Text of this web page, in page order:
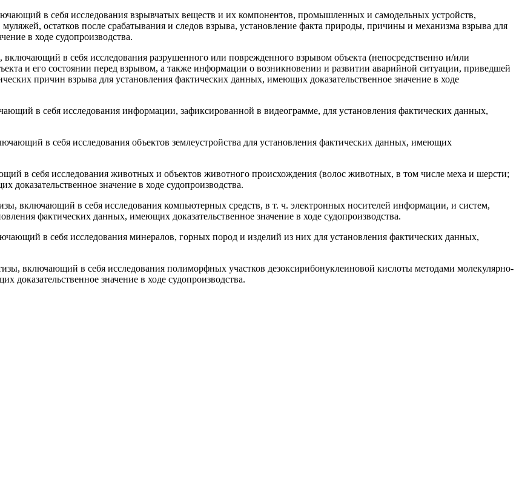
в себя исследования взрывчатых веществ и их компонентов, промышленных и самодельных устройств,
остатков после срабатывания и следов взрыва, установление факта природы, причины и механизма взрыва для
в ходе судопроиз­водства.
включающий в себя исследования разрушенного или поврежденного взрывом объекта (непосредственно и/или
и его состоянии перед взрывом, а также информации о возникновении и развитии аварийной ситуации, приведшей
причин взрыва для установления фактических данных, имеющих доказательственное значение в ходе
в себя исследования информации, зафиксированной в видеограмме, для установления фактических данных,
в себя исследования объектов землеустройства для установления фактических данных, имеющих
в себя исследования животных и объектов животного происхождения (волос животных, в том числе меха и шерсти;
значение в ходе судопроизводства.
вклю­чающий в себя исследования компьютерных средств, в т. ч. электронных носи­телей информации, и систем,
фактических данных, имеющих доказательственное значение в ходе судопроизводства.
в себя исследования минералов, горных пород и изделий из них для установления фактических данных,
вклю­чающий в себя исследования полиморфных участков дезоксирибонуклеиновой кислоты методами молекулярно-
доказательственное значение в ходе судопроизводства.